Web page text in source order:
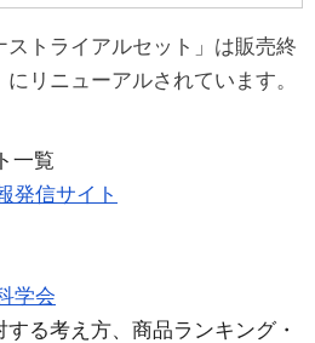
トライアルセット」は販売終
リニューアルされています。
一覧
発信サイト
学会
る考え方、商品ランキング・